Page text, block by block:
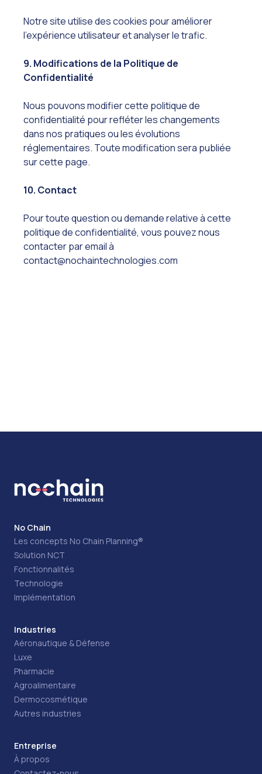
Notre site utilise des cookies pour améliorer
l’expérience utilisateur et analyser le trafic.
9. Modifications de la Politique de
Confidentialité
Nous pouvons modifier cette politique de
confidentialité pour refléter les changements
dans nos pratiques ou les évolutions
réglementaires. Toute modification sera publiée
sur cette page.
10. Contact
Pour toute question ou demande relative à cette
politique de confidentialité, vous pouvez nous
contacter par email à
contact@nochaintechnologies.com
No Chain
Les concepts No Chain Planning®
Solution NCT
Fonctionnalités
Technologie
Implémentation
Industries
Aéronautique & Défense
Luxe
Pharmacie
Agroalimentaire
Dermocosmétique
Autres industries
Entreprise
À propos